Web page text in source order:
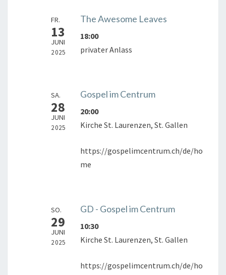
FR.
13
JUNI
2025
The Awesome Leaves
18:00
privater Anlass
SA.
28
JUNI
2025
Gospel im Centrum
20:00
Kirche St. Laurenzen, St. Gallen
https://gospelimcentrum.ch/de/ho
me
SO.
29
JUNI
2025
GD - Gospel im Centrum
10:30
Kirche St. Laurenzen, St. Gallen
https://gospelimcentrum.ch/de/ho